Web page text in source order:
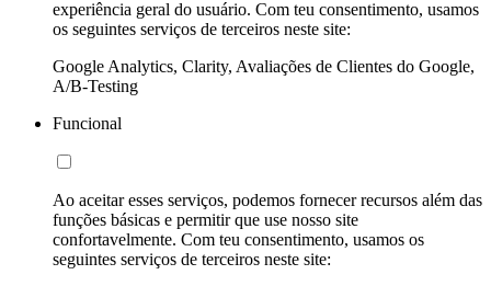
experiência geral do usuário. Com teu consentimento, usamos
os seguintes serviços de terceiros neste site:
Google Analytics, Clarity, Avaliações de Clientes do Google,
A/B-Testing
Funcional
Ao aceitar esses serviços, podemos fornecer recursos além das
funções básicas e permitir que use nosso site
confortavelmente. Com teu consentimento, usamos os
seguintes serviços de terceiros neste site: